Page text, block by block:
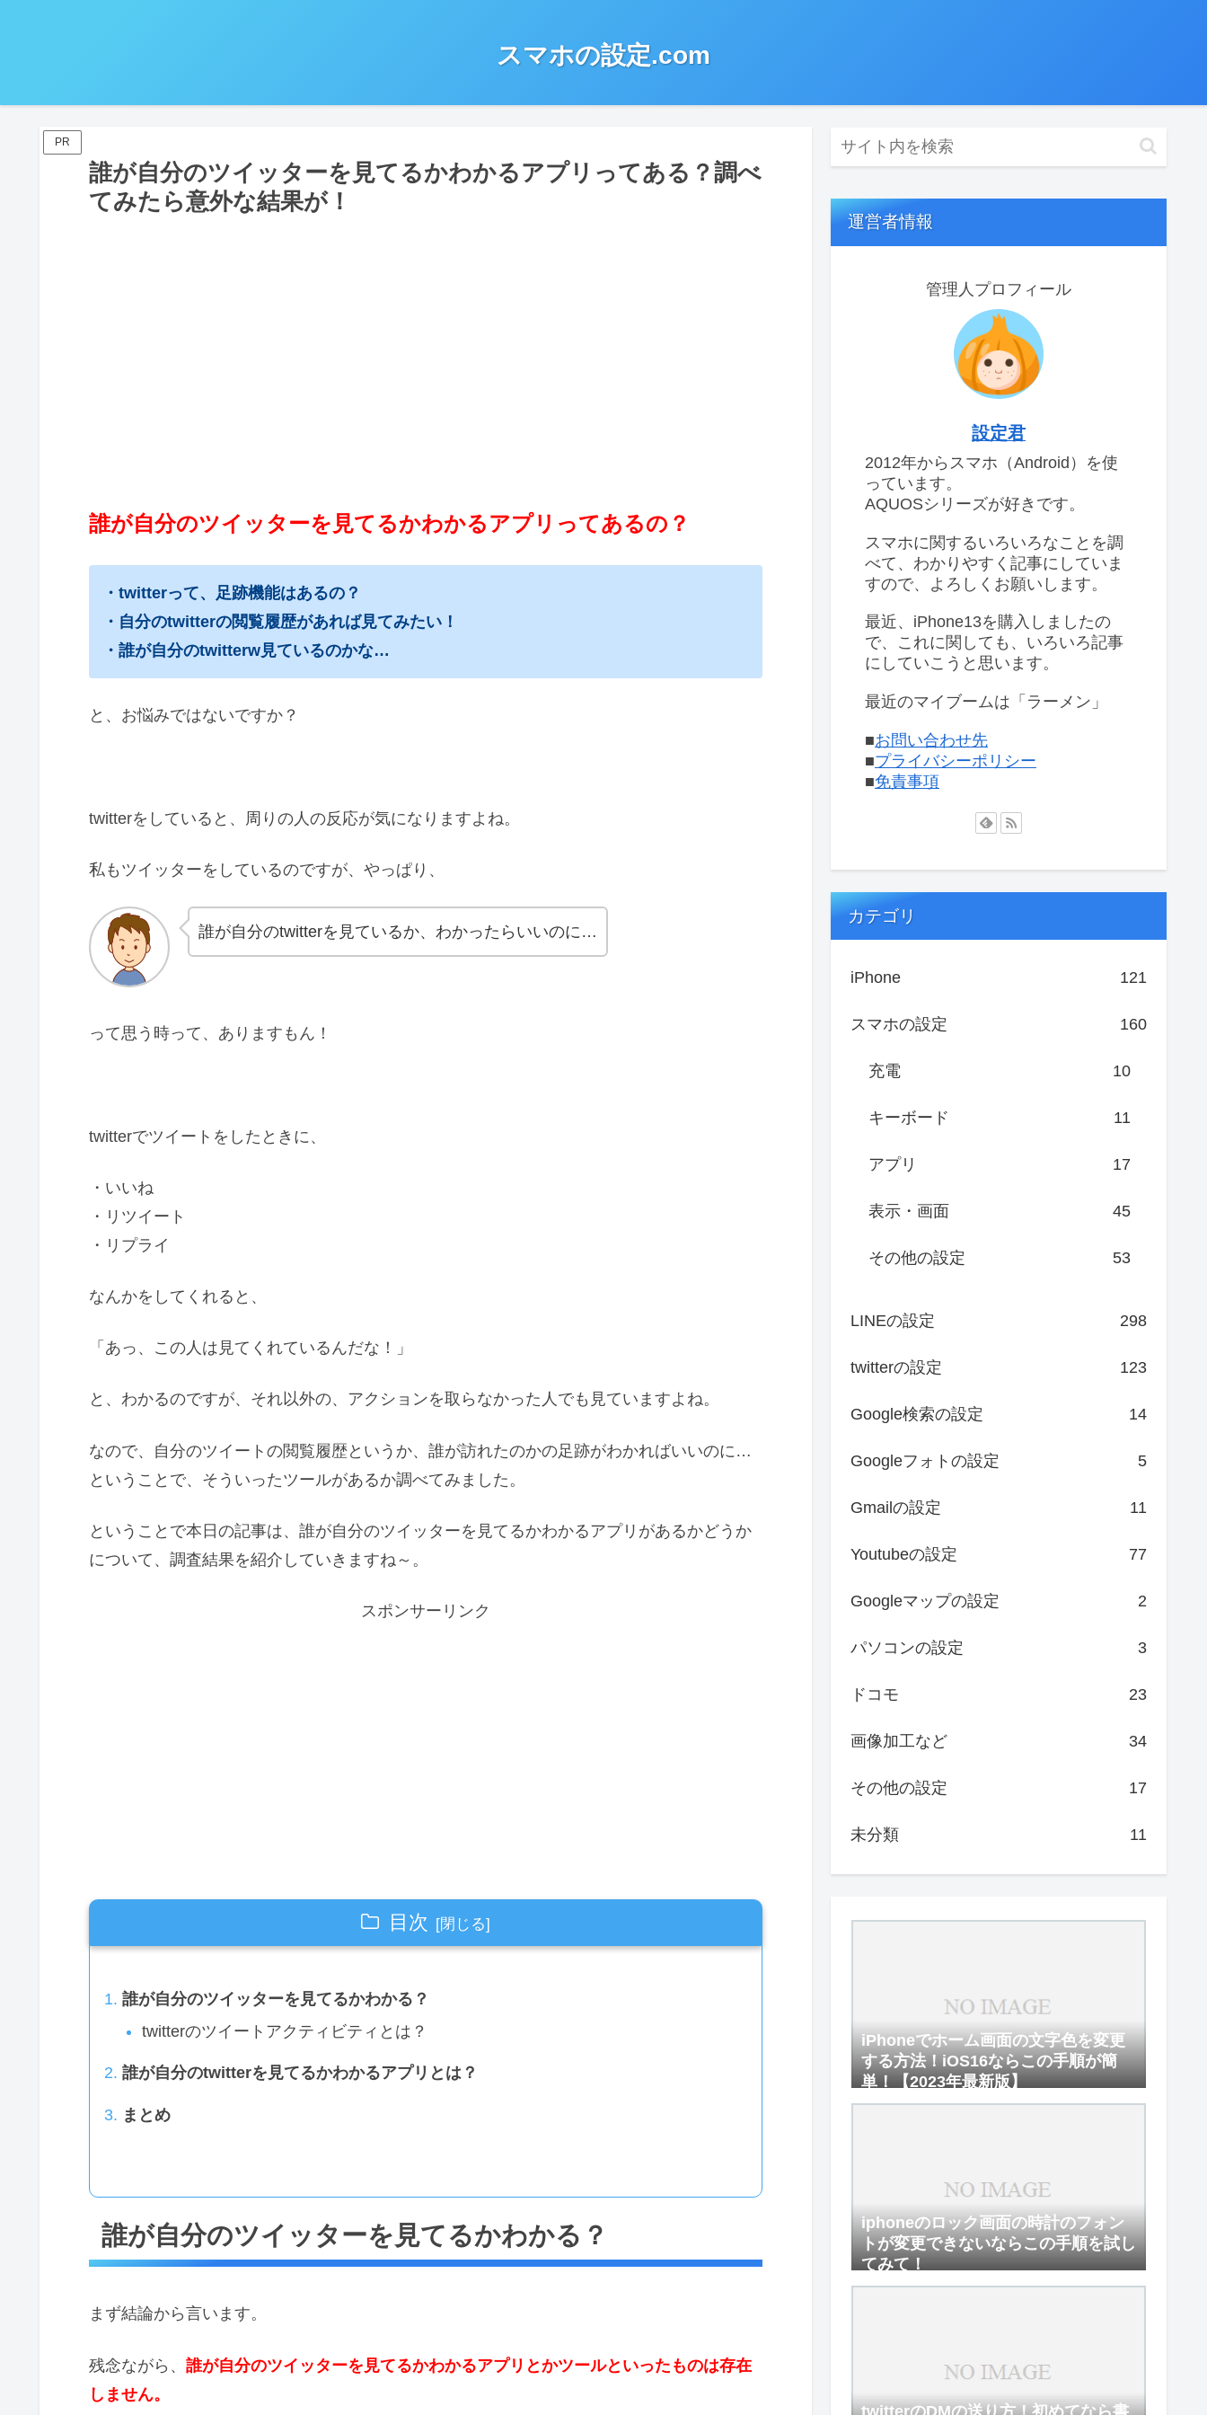
スマホの設定.com
PR
誰が自分のツイッターを見てるかわかるアプリってある？調べ
てみたら意外な結果が！
誰が自分のツイッターを見てるかわかるアプリってあるの？
・twitterって、足跡機能はあるの？
・自分のtwitterの閲覧履歴があれば見てみたい！
・誰が自分のtwitterw見ているのかな…
と、お悩みではないですか？
twitterをしていると、周りの人の反応が気になりますよね。
私もツイッターをしているのですが、やっぱり、
誰が自分のtwitterを見ているか、わかったらいいのに…
って思う時って、ありますもん！
twitterでツイートをしたときに、
・いいね
・リツイート
・リプライ
なんかをしてくれると、
「あっ、この人は見てくれているんだな！」
と、わかるのですが、それ以外の、アクションを取らなかった人でも見ていますよね。
なので、自分のツイートの閲覧履歴というか、誰が訪れたのかの足跡がわかればいいのに…
ということで、そういったツールがあるか調べてみました。
ということで本日の記事は、誰が自分のツイッターを見てるかわかるアプリがあるかどうか
について、調査結果を紹介していきますね～。
スポンサーリンク
目次
誰が自分のツイッターを見てるかわかる？
twitterのツイートアクティビティとは？
誰が自分のtwitterを見てるかわかるアプリとは？
まとめ
誰が自分のツイッターを見てるかわかる？
まず結論から言います。
残念ながら、 誰が自分のツイッターを見てるかわかるアプリとかツールといったものは存在
しません。
運営者情報
管理人プロフィール
設定君
2012年からスマホ（Android）を使
っています。
AQUOSシリーズが好きです。
スマホに関するいろいろなことを調
べて、わかりやすく記事にしていま
すので、よろしくお願いします。
最近、iPhone13を購入しましたの
で、これに関しても、いろいろ記事
にしていこうと思います。
最近のマイブームは「ラーメン」
■お問い合わせ先
■プライバシーポリシー
■免責事項
カテゴリ
iPhone 121
スマホの設定 160
充電 10
キーボード 11
アプリ 17
表示・画面 45
その他の設定 53
LINEの設定 298
twitterの設定 123
Google検索の設定 14
Googleフォトの設定 5
Gmailの設定 11
Youtubeの設定 77
Googleマップの設定 2
パソコンの設定 3
ドコモ 23
画像加工など 34
その他の設定 17
未分類 11
iPhoneでホーム画面の文字色を変更
する方法！iOS16ならこの手順が簡
単！【2023年最新版】
iphoneのロック画面の時計のフォン
トが変更できないならこの手順を試し
てみて！